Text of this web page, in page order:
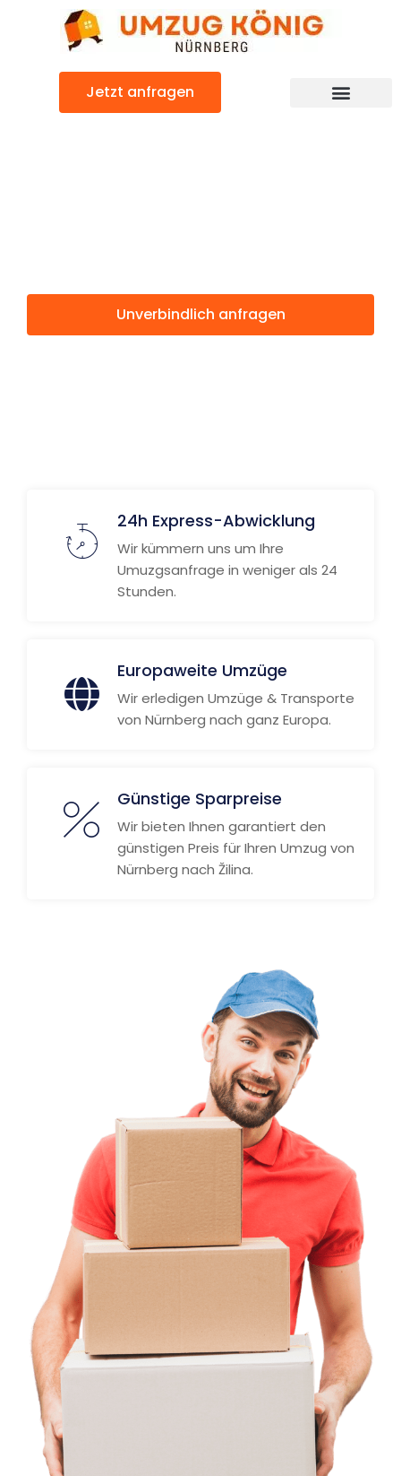
Jetzt anfragen
Unverbindlich anfragen
24h Express-Abwicklung
Wir kümmern uns um Ihre
Umuzgsanfrage in weniger als 24
Stunden.
Europaweite Umzüge
Wir erledigen Umzüge & Transporte
von Nürnberg nach ganz Europa.
Günstige Sparpreise
Wir bieten Ihnen garantiert den
günstigen Preis für Ihren Umzug von
Nürnberg nach Žilina.